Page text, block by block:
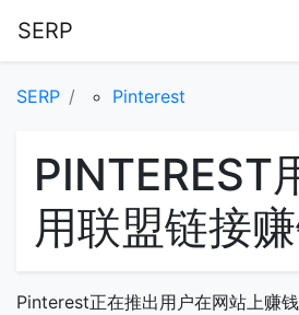
SERP
SERP Pinterest
PINTEREST
用联盟链接
Pinterest正在推出用户在网站上赚